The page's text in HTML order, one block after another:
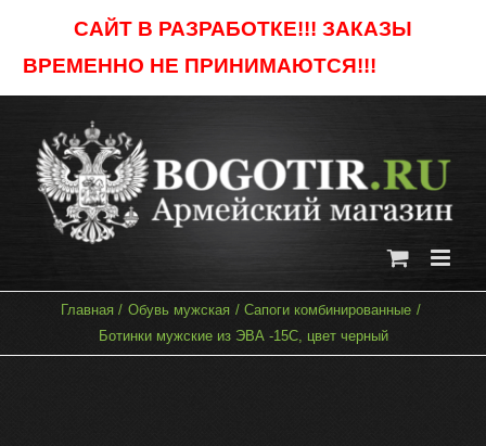
САЙТ В РАЗРАБОТКЕ!!! ЗАКАЗЫ
ВРЕМЕННО НЕ ПРИНИМАЮТСЯ!!!
content
Главная Обувь мужская
Сапоги комбинированные
Ботинки мужские из ЭВА -15С, цвет черный